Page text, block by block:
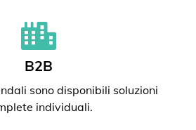
B2B
sono disponibili soluzioni
individuali.